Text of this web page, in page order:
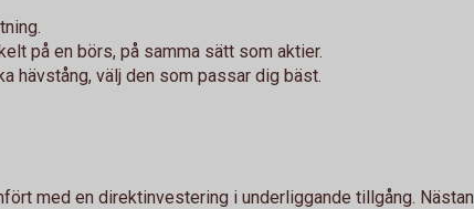
på en börs, på samma sätt som aktier.
hävstång, välj den som passar dig bäst.
med en direktinvestering i underliggande tillgång. Nästan